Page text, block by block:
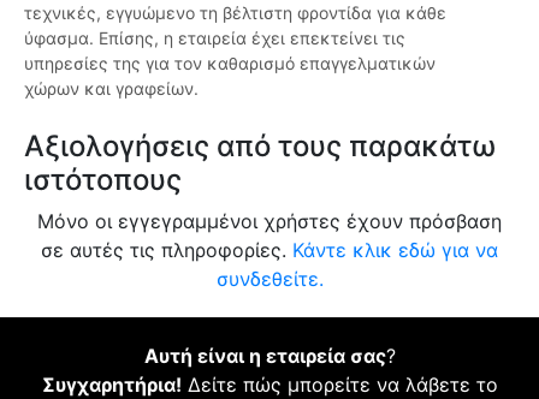
τεχνικές, εγγυώμενο τη βέλτιστη φροντίδα για κάθε
ύφασμα. Επίσης, η εταιρεία έχει επεκτείνει τις
υπηρεσίες της για τον καθαρισμό επαγγελματικών
χώρων και γραφείων.
Αξιολογήσεις από τους παρακάτω
ιστότοπους
Μόνο οι εγγεγραμμένοι χρήστες έχουν πρόσβαση
σε αυτές τις πληροφορίες. Κάντε κλικ εδώ για να
συνδεθείτε.
Αυτή είναι η εταιρεία σας?
Συγχαρητήρια! Δείτε πώς μπορείτε να λάβετε το